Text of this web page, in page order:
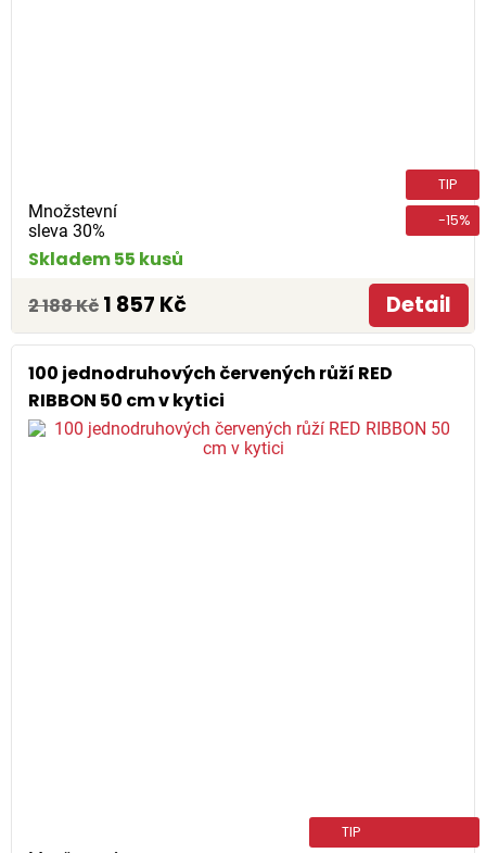
Množstevní
sleva 30%
TIP
-15%
Skladem 55 kusů
2 188 Kč 1 857 Kč Detail
100 jednodruhových červených růží RED
RIBBON 50 cm v kytici
TIP